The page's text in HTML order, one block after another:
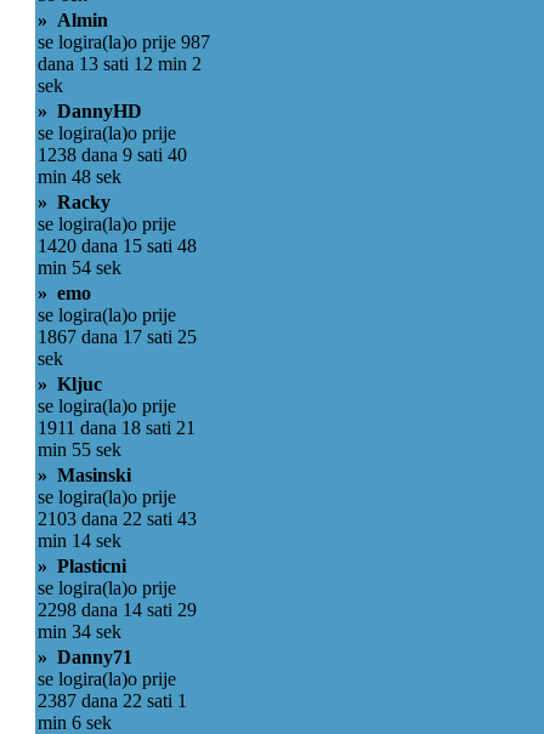
» Almin
se logira(la)o prije 987
dana 13 sati 12 min 2
sek
» DannyHD
se logira(la)o prije
1238 dana 9 sati 40
min 48 sek
» Racky
se logira(la)o prije
1420 dana 15 sati 48
min 54 sek
» emo
se logira(la)o prije
1867 dana 17 sati 25
sek
» Kljuc
se logira(la)o prije
1911 dana 18 sati 21
min 55 sek
» Masinski
se logira(la)o prije
2103 dana 22 sati 43
min 14 sek
» Plasticni
se logira(la)o prije
2298 dana 14 sati 29
min 34 sek
» Danny71
se logira(la)o prije
2387 dana 22 sati 1
min 6 sek